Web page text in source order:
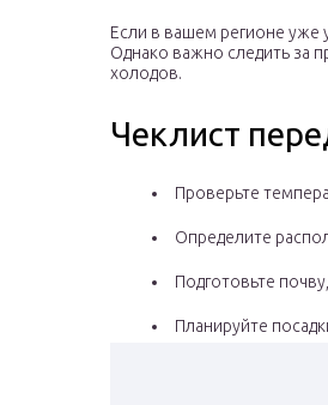
Если в вашем регионе уже
Однако важно следить за
холодов.
Чеклист
Проверьте
Определите
Подготовьте
Планируйте